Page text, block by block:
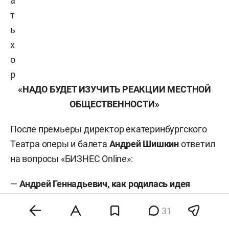
т
ь
х
о
р
«НАДО БУДЕТ ИЗУЧИТЬ РЕАКЦИИ МЕСТНОЙ
ОБЩЕСТВЕННОСТИ»
После премьеры директор екатеринбургского
Театра оперы и балета Андрей Шишкинответил
на вопросы «БИЗНЕС Online»:
— Андрей Геннадьевич, как родилась идея
31